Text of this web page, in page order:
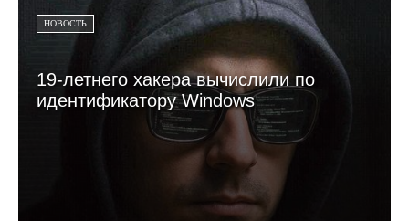
НОВОСТЬ
19-летнего хакера вычислили по
идентификатору Windows